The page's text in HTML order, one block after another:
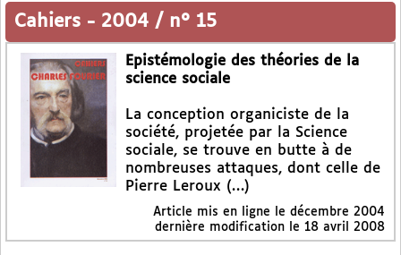
Cahiers - 2004 / n° 15
Epistémologie des théories de la
science sociale
La conception organiciste de la
société, projetée par la Science
sociale, se trouve en butte à de
nombreuses attaques, dont celle de
Pierre Leroux (…)
Article mis en ligne le décembre 2004
dernière modification le 18 avril 2008